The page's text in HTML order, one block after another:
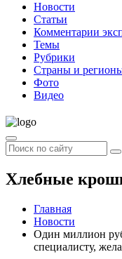
Новости
Статьи
Комментарии
Темы
Рубрики
Страны и
Фото
Видео
Хлебные
Главная
Новости
Один миллион
специалисту,